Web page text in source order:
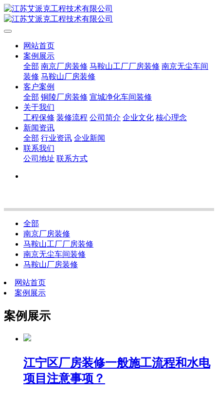
网站首页
案例展示
全部 南京厂房装修 马鞍山工厂厂房装修 南京无尘车间
装修 马鞍山厂房装修
客户案例
全部 铜陵厂房装修 宣城净化车间装修
关于我们
工程保修 装修流程 公司简介 企业文化 核心理念
新闻资讯
全部 行业资讯 企业新闻
联系我们
公司地址 联系方式
全部
南京厂房装修
马鞍山工厂厂房装修
南京无尘车间装修
马鞍山厂房装修
网站首页
案例展示
案例展示
江宁区厂房装修一般施工流程和水电
项目注意事项？